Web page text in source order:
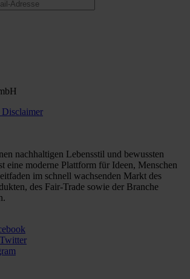
nachhaltigen Lebensstil und bewussten
eine moderne Plattform für Ideen, Menschen
im schnell wachsenden Markt des
des Fair-Trade sowie der Branche